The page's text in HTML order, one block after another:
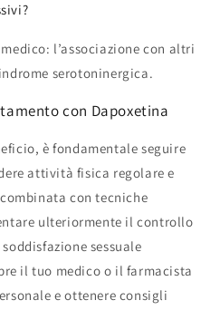
l’associazione con altri
serotoninergica.
con Dapoxetina
è fondamentale seguire
attività fisica regolare e
con tecniche
ulteriormente il controllo
sessuale
il tuo medico o il farmacista
e ottenere consigli